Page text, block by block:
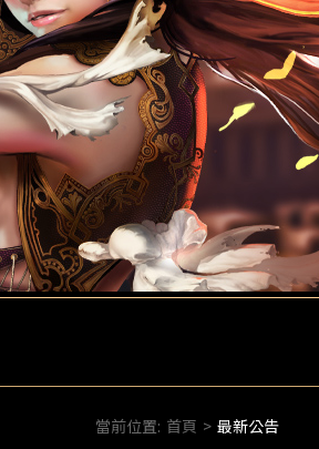
當前位置: 首頁 > 最新公告